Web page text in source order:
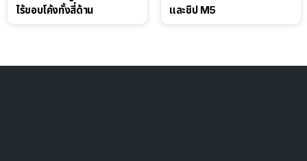
ไร้ขอบโค้งทั้งสี่ด้าน
และชิป M5